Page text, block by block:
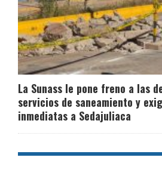
La Sunass le pone freno a las
servicios de saneamiento y
inmediatas a Sedajuliaca